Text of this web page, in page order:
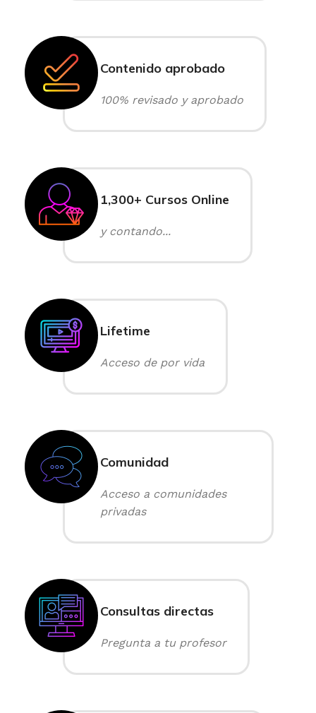
Contenido aprobado
100% revisado y aprobado
1,300+ Cursos Online
y contando...
Lifetime
Acceso de por vida
Comunidad
Acceso a comunidades
privadas
Consultas directas
Pregunta a tu profesor